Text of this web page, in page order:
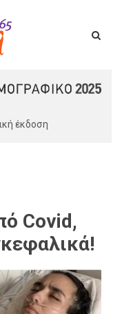
έκδοση
Covid,